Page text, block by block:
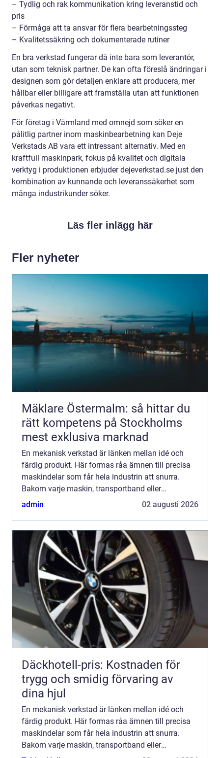
– Tydlig och rak kommunikation kring leveranstid och
pris
– Förmåga att ta ansvar för flera bearbetningssteg
– Kvalitetssäkring och dokumenterade rutiner
En bra verkstad fungerar då inte bara som leverantör,
utan som teknisk partner. De kan ofta föreslå ändringar i
designen som gör detaljen enklare att producera, mer
hållbar eller billigare att framställa utan att funktionen
påverkas negativt.
För företag i Värmland med omnejd som söker en
pålitlig partner inom maskinbearbetning kan Deje
Verkstads AB vara ett intressant alternativ. Med en
kraftfull maskinpark, fokus på kvalitet och digitala
verktyg i produktionen erbjuder dejeverkstad.se just den
kombination av kunnande och leveranssäkerhet som
många industrikunder söker.
Läs fler inlägg här
Fler nyheter
Mäklare Östermalm: så hittar du
rätt kompetens på Stockholms
mest exklusiva marknad
En mekanisk verkstad är länken mellan idé och
färdig produkt. Här formas råa ämnen till precisa
maskindelar som får hela industrin att snurra.
Bakom varje maskin, transportband eller
produktionslina finns någon som har ritat,
admin 02 augusti 2026
Däckhotell-pris: Kostnaden för
trygg och smidig förvaring av
dina hjul
En mekanisk verkstad är länken mellan idé och
färdig produkt. Här formas råa ämnen till precisa
maskindelar som får hela industrin att snurra.
Bakom varje maskin, transportband eller